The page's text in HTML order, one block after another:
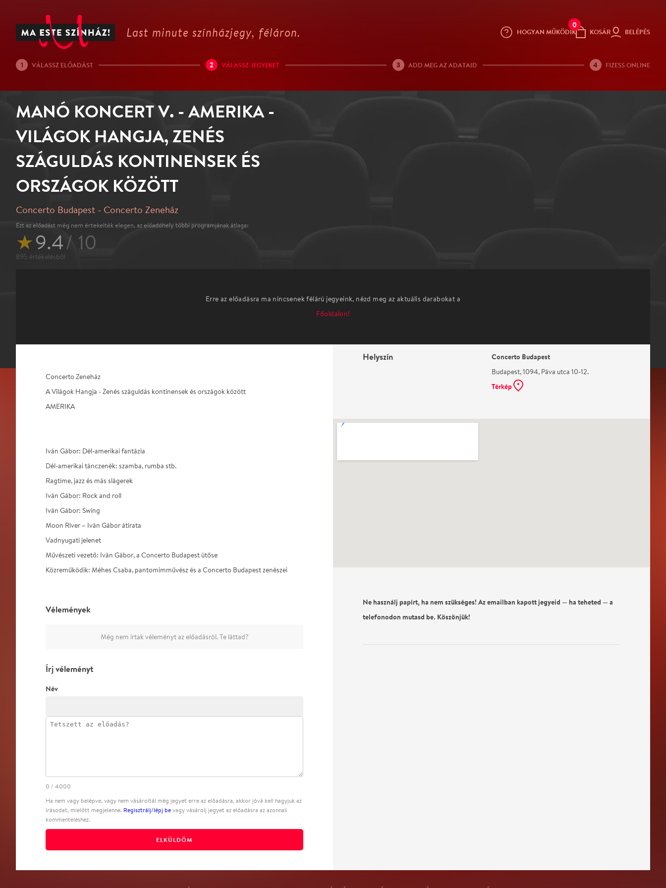
Last minute színházjegy, féláron. HOGYAN MŰKÖDIK
0
KOSÁR BELÉPÉS
1 VÁLASSZ ELŐADÁST 2 VÁLASSZ JEGYEKET 3 ADD MEG AZ ADATAID 4 FIZESS ONLINE
MANÓ KONCERT V. - AMERIKA -
VILÁGOK HANGJA, ZENÉS
SZÁGULDÁS KONTINENSEK ÉS
ORSZÁGOK KÖZÖTT
Concerto Budapest - Concerto Zeneház
Ezt az előadást még nem értekelték elegen, az előadóhely többi programjának átlaga:
★9.4/ 10
895 értékelésből
Erre az előadásra ma nincsenek félárú jegyeink, nézd meg az aktuális darabokat a
Főoldalon!
Concerto Zeneház
A Világok Hangja - Zenés száguldás kontinensek és országok között
AMERIKA
Iván Gábor: Dél-amerikai fantázia
Dél-amerikai tánczenék: szamba, rumba stb.
Ragtime, jazz és más slágerek
Iván Gábor: Rock and roll
Iván Gábor: Swing
Moon River – Iván Gábor átirata
Vadnyugati jelenet
Művészeti vezető: Iván Gábor, a Concerto Budapest ütőse
Közreműködik: Méhes Csaba, pantomimművész és a Concerto Budapest zenészei
Helyszín Concerto Budapest
Budapest, 1094, Páva utca 10-12.
Térkép
Ne használj papírt, ha nem szükséges! Az emailban kapott jegyeid — ha teheted — a
telefonodon mutasd be. Köszönjük!
Vélemények
Még nem írtak véleményt az előadásról. Te láttad?
Írj véleményt
Név
0 / 4000
Ha nem vagy belépve, vagy nem vásároltál még jegyet erre az előadásra, akkor jóvá kell hagyjuk az
írásodat, mielőtt megjelenne. Regisztrálj/lépj be vagy vásárolj jegyet az előadásra az azonnali
kommenteléshez.
ELKÜLDÖM